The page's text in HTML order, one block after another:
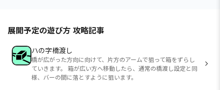
展開予定の遊び方 攻略記事
ハの字橋渡し
橋が広がった方向に向けて、片方のアームで狙って箱をずらし
ていきます。 箱が広い方へ移動したら、通常の橋渡し設定と同
様、バーの間に落とすように狙います。